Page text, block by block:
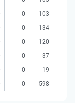
0
103
0 134
0
120
0
37
0
19
0 598